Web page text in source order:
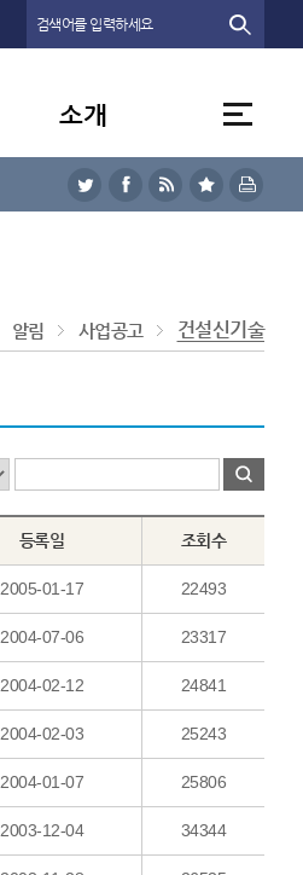
소개
알림 사업공고 건설신기술
등록일 조회수
2005-01-17 22493
2004-07-06 23317
2004-02-12 24841
2004-02-03 25243
2004-01-07 25806
2003-12-04 34344